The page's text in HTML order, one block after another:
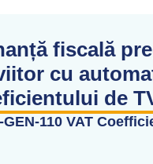
fiscală
cu
de
GEN-110 VAT